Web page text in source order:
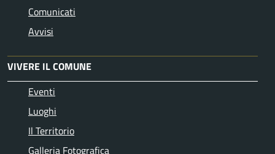
Comunicati
Avvisi
VIVERE IL COMUNE
Eventi
Luoghi
Il Territorio
Galleria Fotografica